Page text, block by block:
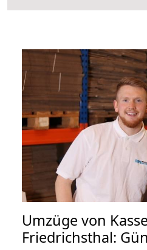
Umzüge von
Friedrichsthal: